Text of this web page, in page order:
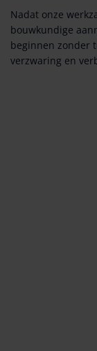
Nadat onze
bouwkundige
beginnen zonder
verzwaring en